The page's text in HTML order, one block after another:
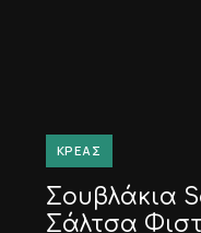
ΚΡΈΑΣ
Σουβλάκια
Σάλτσα